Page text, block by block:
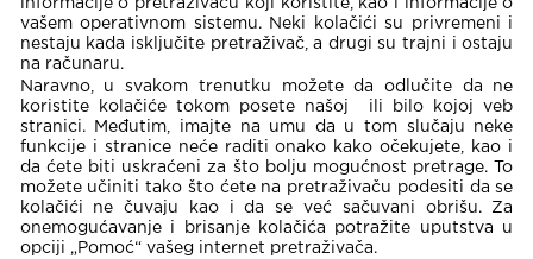
vašem operativnom sistemu. Neki kolačići su privremeni i
nestaju kada isključite pretraživač, a drugi su trajni i ostaju
na računaru.
Naravno, u svakom trenutku možete da odlučite da ne
koristite kolačiće tokom posete našoj ili bilo kojoj veb
stranici. Međutim, imajte na umu da u tom slučaju neke
funkcije i stranice neće raditi onako kako očekujete, kao i
da ćete biti uskraćeni za što bolju mogućnost pretrage. To
možete učiniti tako što ćete na pretraživaču podesiti da se
kolačići ne čuvaju kao i da se već sačuvani obrišu. Za
onemogućavanje i brisanje kolačića potražite uputstva u
opciji „Pomoć“ vašeg internet pretraživača.